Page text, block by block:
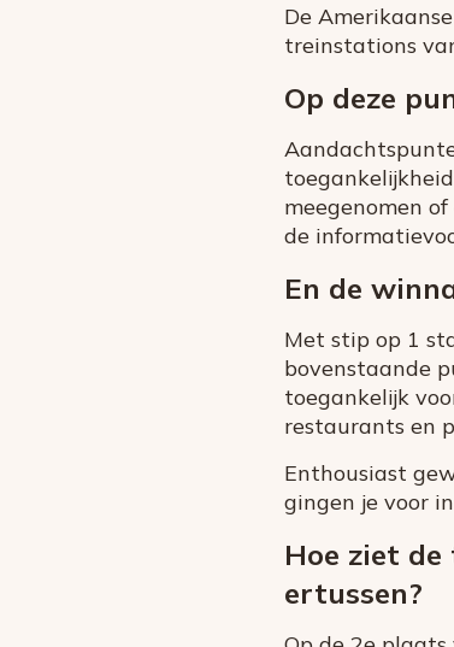
De
treinstations
Op deze
meegenomen
de
En de
Met stip op 1
bovenstaande
toegankelijk
restaurants en
Enthousiast
gingen je voor in
Hoe ziet
ertussen?